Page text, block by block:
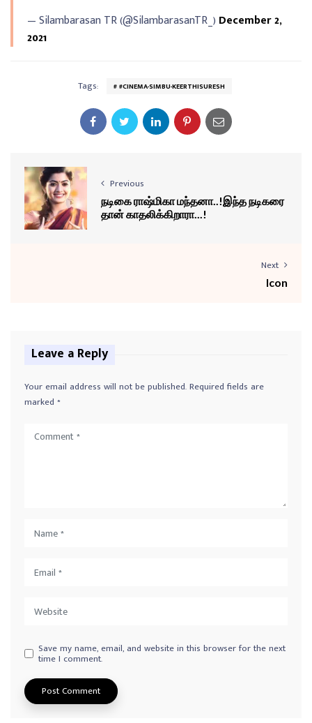
— Silambarasan TR (@SilambarasanTR_) December 2,
2021
Tags: #CINEMA-SIMBU-KEERTHISURESH
Previous
நடிகை ராஷ்மிகா மந்தனா..!இந்த நடிகரை
தான் காதலிக்கிறாரா...!
Next
Icon
Leave a Reply
Your email address will not be published.Required fields are
marked *
Save my name, email, and website in this browser for the next
time I comment.